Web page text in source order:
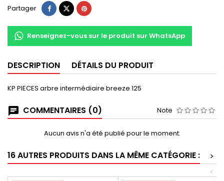
Partager
Renseignez-vous sur le produit sur WhatsApp
DESCRIPTION DÉTAILS DU PRODUIT
KP PIECES arbre intermédiaire breeze 125
COMMENTAIRES (0) Note
Aucun avis n'a été publié pour le moment.
16 AUTRES PRODUITS DANS LA MÊME CATÉGORIE :
>
<